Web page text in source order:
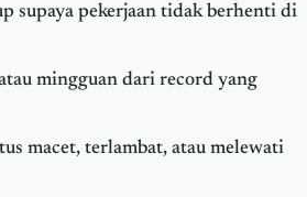
supaya pekerjaan tidak berhenti di
mingguan dari record yang
macet, terlambat, atau melewati